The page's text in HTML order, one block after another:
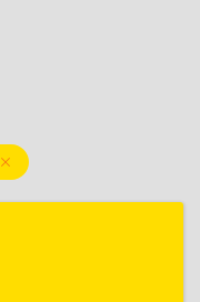
Невинномысск г,